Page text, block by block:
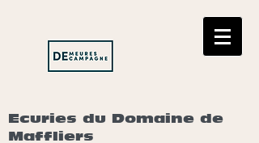
Ecuries du Domaine de
Maffliers